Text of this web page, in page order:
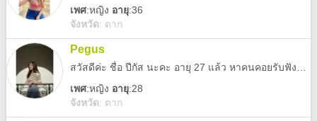
เพศ:หญิง อายุ:36
จังหวัด: ตาก
Pegus
เพศ:หญิง อายุ:28
จังหวัด: ตาก